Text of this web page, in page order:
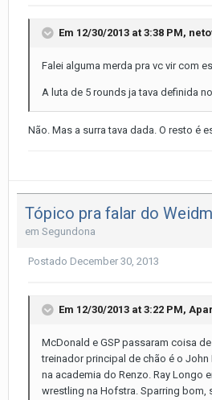
Em 12/30/2013 at 3:38 PM,
Falei alguma merda pra vc vir com
A luta de 5 rounds ja tava definida
Não. Mas a surra tava dada. O resto é
Tópico pra falar do
em Segundona
Postado December 30, 2013
Em 12/30/2013 at 3:22 PM,
McDonald e GSP passaram coisa
treinador principal de chão é o John
na academia do Renzo. Ray Longo
wrestling na Hofstra. Sparring bom,